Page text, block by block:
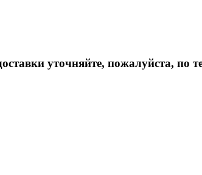
уточняйте, пожалуйста, по